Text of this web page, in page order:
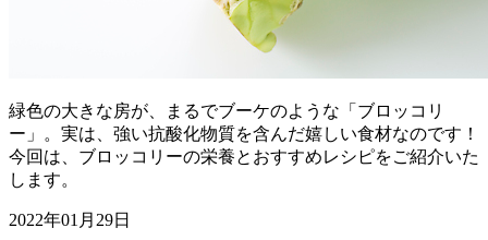
緑色の大きな房が、まるでブーケのような「ブロッコリ
ー」。実は、強い抗酸化物質を含んだ嬉しい食材なのです！
今回は、ブロッコリーの栄養とおすすめレシピをご紹介いた
します。
2022年01月29日